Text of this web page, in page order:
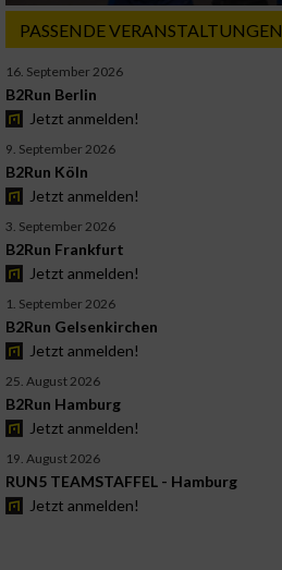
PASSENDE VERANSTALTUNGEN
16. September 2026
B2Run Berlin
Jetzt anmelden!
9. September 2026
B2Run Köln
Jetzt anmelden!
3. September 2026
B2Run Frankfurt
Jetzt anmelden!
1. September 2026
B2Run Gelsenkirchen
Jetzt anmelden!
25. August 2026
B2Run Hamburg
Jetzt anmelden!
19. August 2026
RUN5 TEAMSTAFFEL - Hamburg
Jetzt anmelden!